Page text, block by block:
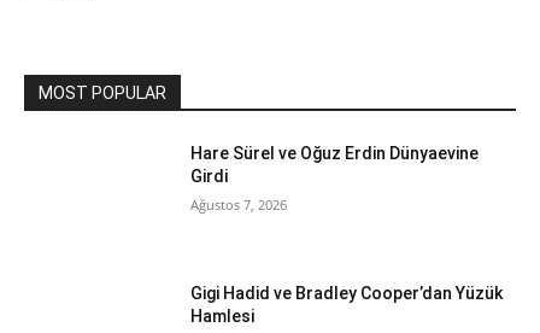
MOST POPULAR
Hare Sürel ve Oğuz Erdin Dünyaevine
Girdi
Ağustos 7, 2026
Gigi Hadid ve Bradley Cooper’dan Yüzük
Hamlesi